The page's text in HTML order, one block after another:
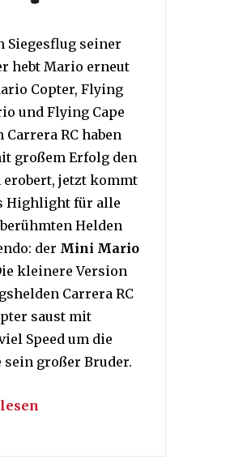
Siegesflug seiner
hebt Mario erneut
Copter, Flying
und Flying Cape
Carrera RC haben
großem Erfolg den
jetzt kommt
Highlight für alle
Helden
der Mini Mario
kleinere Version
Carrera RC
saust mit
Speed um die
sein großer Bruder.